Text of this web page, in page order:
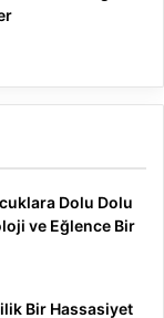
Dolu Dolu
ve Eğlence Bir
Bir Hassasiyet